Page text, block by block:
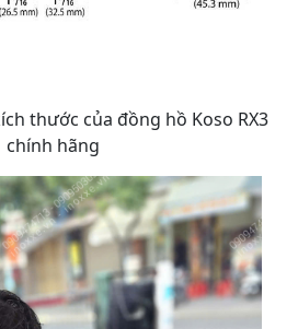
thước của đồng hồ Koso RX3
chính hãng